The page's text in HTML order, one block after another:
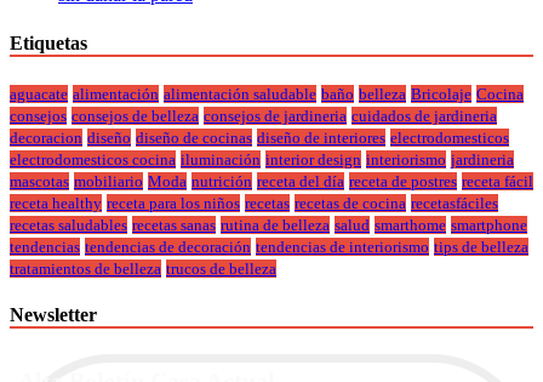
Etiquetas
aguacate alimentación alimentación saludable baño belleza Bricolaje Cocina
consejos consejos de belleza consejos de jardineria cuidados de jardineria
decoracion diseño diseño de cocinas diseño de interiores electrodomesticos
electrodomesticos cocina iluminación interior design interiorismo jardineria
mascotas mobiliario Moda nutrición receta del día receta de postres receta fácil
receta healthy receta para los niños recetas recetas de cocina recetasfáciles
recetas saludables recetas sanas rutina de belleza salud smarthome smartphone
tendencias tendencias de decoración tendencias de interiorismo tips de belleza
tratamientos de belleza trucos de belleza
Newsletter